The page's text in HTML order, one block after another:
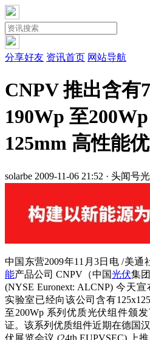
分享好友 资讯首页 网站导航
CNPV 推出含有
190Wp 至
125mm 高性能
solarbe 2009-11-06 21:52 · 头闻号
中国东营2009年11月3日电 /美通
能产品公司 CNPV（中国光伏集
(NYSE Euronext: ALCNP) 今天
实验室已经向该公司含有
至200Wp 系列优质光伏组件颁
证。该系列优质组件近期在德国
伏展览会议 (24th EUPVSEC) 上